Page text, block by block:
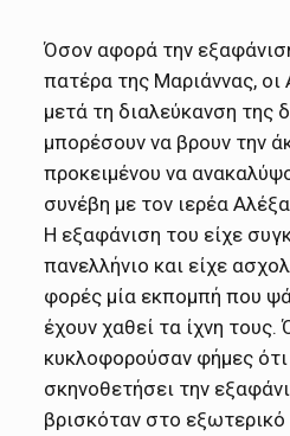
Όσον αφορά την
πατέρα της Μαριάννας, οι
μετά τη διαλεύκανση της
μπορέσουν να βρουν την
προκειμένου να
συνέβη με τον ιερέα
Η εξαφάνιση του είχε
πανελλήνιο και είχε
φορές μία εκπομπή που
έχουν χαθεί τα ίχνη
κυκλοφορούσαν φήμες ότι
σκηνοθετήσει την
βρισκόταν στο